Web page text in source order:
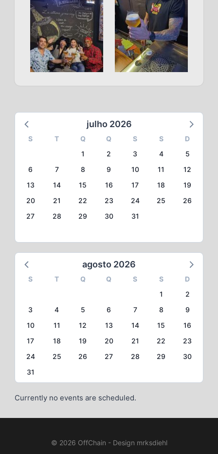
julho 2026
S T Q Q S S
D
1
2 3 4
5
6
7 8 9 10 11
12
13
14 15 16 17 18
19
20
21 22 23 24 25
26
27
28 29 30 31
agosto 2026
S T Q Q S S
D
1
2
3
4 5 6 7 8
9
10
11 12 13 14 15
16
17
18 19 20 21 22
23
24
25 26 27 28 29
30
31
Currently no events are scheduled.
© 2026 OffChain - Design mrksdiehl